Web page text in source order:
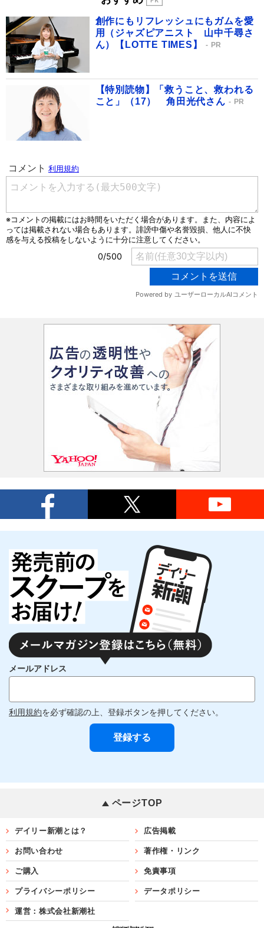
創作にもリフレッシュにもガムを愛
用（ジャズピアニスト 山中千尋さ
ん）【LOTTE TIMES】
PR
【特別読物】「救うこと、救われる
こと」（17） 角田光代さん
PR
メールアドレス
利用規約を必ず確認の上、登録ボタンを押してください。
ページTOP
デイリー新潮とは？ 広告掲載
お問い合わせ 著作権・リンク
ご購入 免責事項
プライバシーポリシー データポリシー
運営：株式会社新潮社